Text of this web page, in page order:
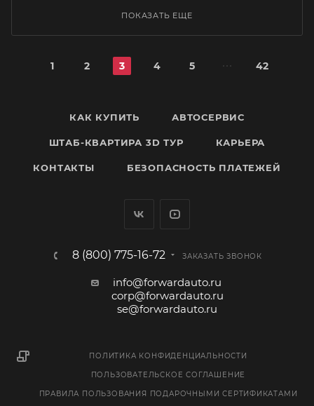
ПОКАЗАТЬ ЕЩЕ
1 2 3 4 5 42
КАК КУПИТЬ АВТОСЕРВИС
ШТАБ-КВАРТИРА 3D ТУР КАРЬЕРА
КОНТАКТЫ БЕЗОПАСНОСТЬ ПЛАТЕЖЕЙ
8 (800) 775-16-72 ЗАКАЗАТЬ ЗВОНОК
info@forwardauto.ru
corp@forwardauto.ru
se@forwardauto.ru
ПОЛИТИКА КОНФИДЕНЦИАЛЬНОСТИ
ПОЛЬЗОВАТЕЛЬСКОЕ СОГЛАШЕНИЕ
ПРАВИЛА ПОЛЬЗОВАНИЯ ПОДАРОЧНЫМИ СЕРТИФИКАТАМИ